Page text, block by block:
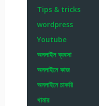
Tips & tricks
wordpress
Youtube
অনলাইন ব্যবসা
অনলাইনে কাজ
অনলাইনে চাকরি
খামার